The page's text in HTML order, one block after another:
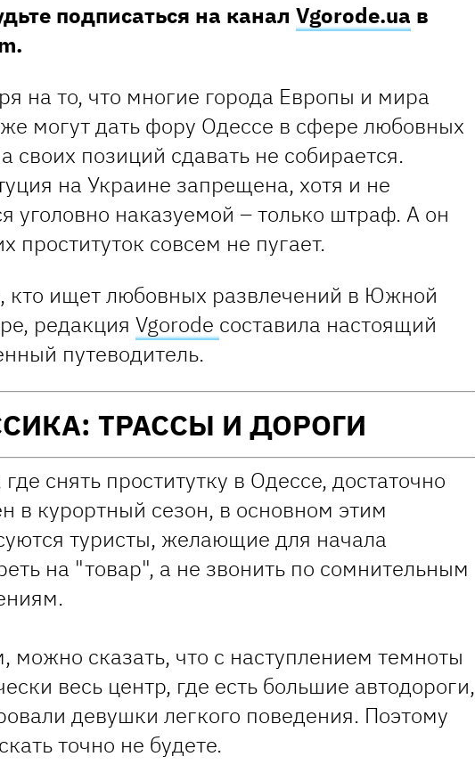
подписаться на канал Vgorode.ua в
на то, что многие города Европы и мира
могут дать фору Одессе в сфере любовных
своих позиций сдавать не собирается.
на Украине запрещена, хотя и не
уголовно наказуемой – только штраф. А он
проституток совсем не пугает.
кто ищет любовных развлечений в Южной
редакция Vgorode составила настоящий
путеводитель.
ТРАССЫ И ДОРОГИ
снять проститутку в Одессе, достаточно
в курортный сезон, в основном этим
туристы, желающие для начала
на "товар", а не звонить по сомнительным
можно сказать, что с наступлением темноты
весь центр, где есть большие автодороги,
девушки легкого поведения. Поэтому
точно не будете.